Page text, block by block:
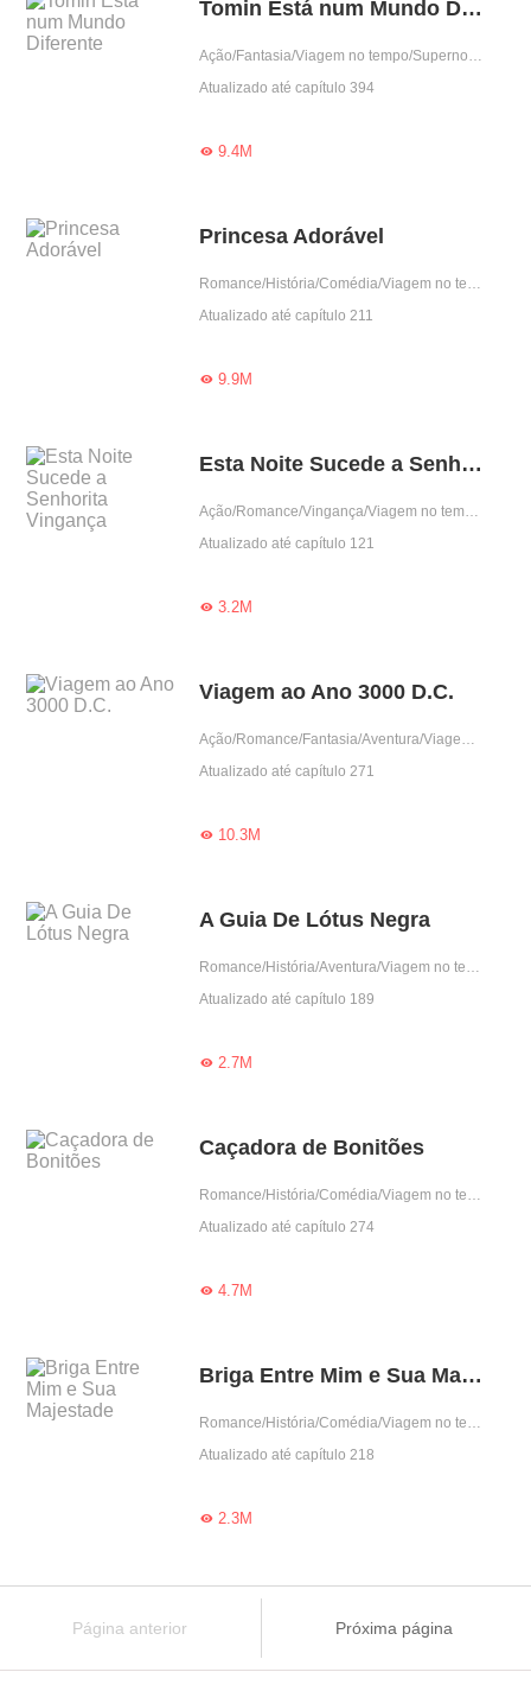
Tomin Está num Mundo Diferente
Ação/Fantasia/Viagem no tempo/Supernova/Supernatural/Contra-Ataque
Atualizado até capítulo 394
9.4M
Princesa Adorável
Romance/História/Comédia/Viagem no tempo/Amor proibido/Gentil
Atualizado até capítulo 211
9.9M
Esta Noite Sucede a Senhorita Vingança
Ação/Romance/Vingança/Viagem no tempo/CEO/Doce/Reencarnação/Drama/Sistema
Atualizado até capítulo 121
3.2M
Viagem ao Ano 3000 D.C.
Ação/Romance/Fantasia/Aventura/Viagem no tempo/Supernatural
Atualizado até capítulo 271
10.3M
A Guia De Lótus Negra
Romance/História/Aventura/Viagem no tempo/Isekai/Sistema
Atualizado até capítulo 189
2.7M
Caçadora de Bonitões
Romance/História/Comédia/Viagem no tempo/Harém/Isekai/Mulher poderosa
Atualizado até capítulo 274
4.7M
Briga Entre Mim e Sua Majestade
Romance/História/Comédia/Viagem no tempo
Atualizado até capítulo 218
2.3M
Página anterior Próxima página